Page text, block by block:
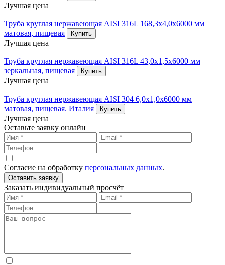
Лучшая цена
Труба круглая нержавеющая AISI 316L 168,3х4,0х6000 мм
матовая, пищевая
Купить
Лучшая цена
Труба круглая нержавеющая AISI 316L 43,0х1,5х6000 мм
зеркальная, пищевая
Купить
Лучшая цена
Труба круглая нержавеющая AISI 304 6,0х1,0х6000 мм
матовая, пищевая. Италия
Купить
Лучшая цена
Оставьте заявку онлайн
Согласие на обработку персональных данных.
Оставить заявку
Заказать индивидуальный просчёт